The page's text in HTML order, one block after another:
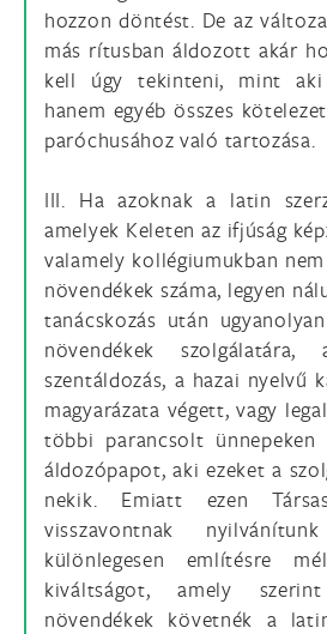
hozzon döntést. De az
más rítusban áldozott akár
kell úgy tekinteni, mint
hanem egyéb összes
paróchusához való tartozása.
III. Ha azoknak a latin
amelyek Keleten az ifjúság
valamely kollégiumukban
növendékek száma, legyen
tanácskozás után
növendékek
szentáldozás, a hazai nyelvű
magyarázata végett, vagy
többi parancsolt ünnepeken
áldozópapot, aki ezeket a
nekik. Emiatt ezen
visszavontnak
különlegesen említésre
kiváltságot, amely
növendékek követnék a